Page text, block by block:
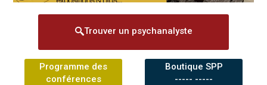
Trouver un psychanalyste
Programme des
conférences
Boutique SPP
----- -----